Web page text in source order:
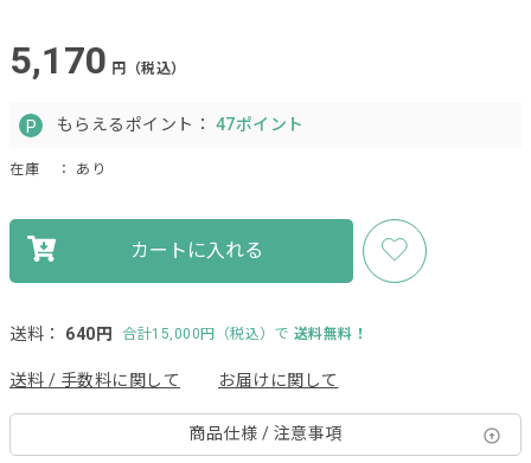
5,170 円（税込）
もらえるポイント： 47ポイント
在庫 ： あり
カートに入れる
送料： 640円 合計15,000円（税込）で 送料無料！
送料 / 手数料に関して お届けに関して
商品仕様 / 注意事項